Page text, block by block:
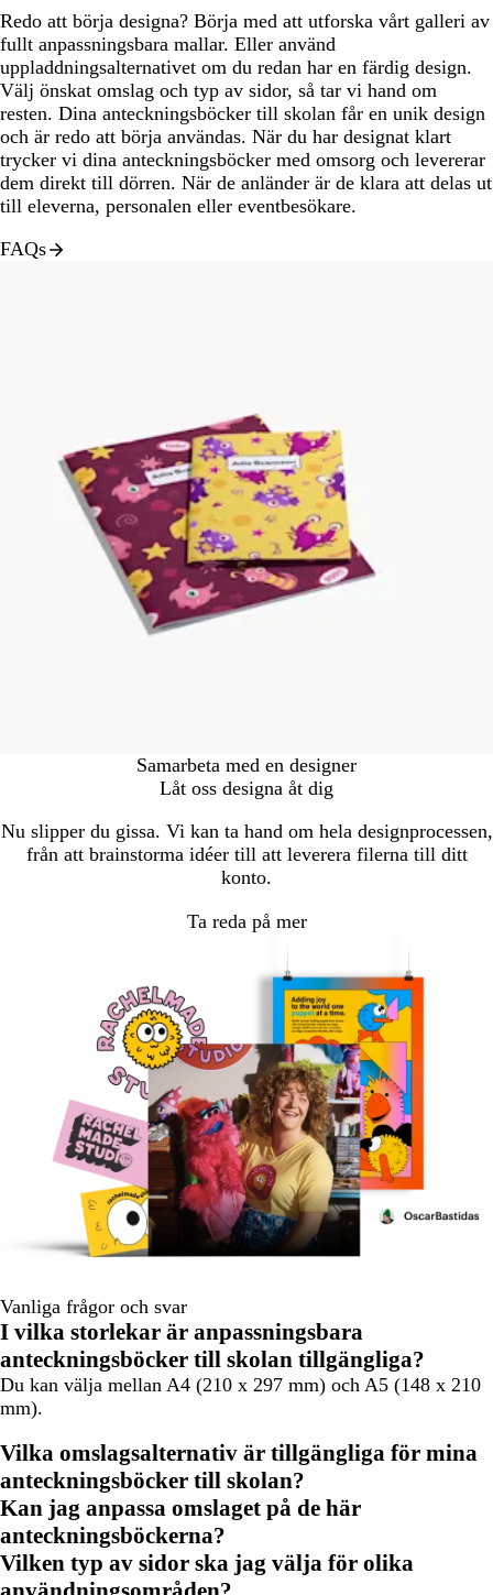
Redo att börja designa? Börja med att utforska vårt galleri av
fullt anpassningsbara mallar. Eller använd
uppladdningsalternativet om du redan har en färdig design.
Välj önskat omslag och typ av sidor, så tar vi hand om
resten. Dina anteckningsböcker till skolan får en unik design
och är redo att börja användas. När du har designat klart
trycker vi dina anteckningsböcker med omsorg och levererar
dem direkt till dörren. När de anländer är de klara att delas ut
till eleverna, personalen eller eventbesökare.
FAQs
Samarbeta med en designer
Låt oss designa åt dig
Nu slipper du gissa. Vi kan ta hand om hela designprocessen,
från att brainstorma idéer till att leverera filerna till ditt
konto.
Ta reda på mer
Vanliga frågor och svar
I vilka storlekar är anpassningsbara
anteckningsböcker till skolan tillgängliga?
Du kan välja mellan A4 (210 x 297 mm) och A5 (148 x 210
mm).
Vilka omslagsalternativ är tillgängliga för mina
anteckningsböcker till skolan?
Kan jag anpassa omslaget på de här
anteckningsböckerna?
Vilken typ av sidor ska jag välja för olika